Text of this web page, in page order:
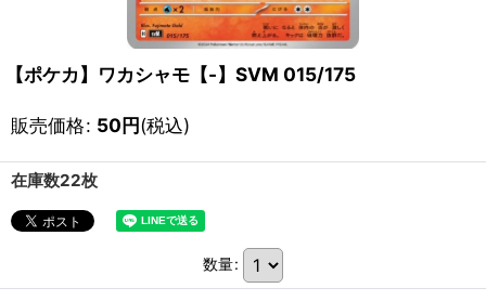
【ポケカ】ワカシャモ【-】SVM 015/175
販売価格: 50円(税込)
在庫数22枚
数量: